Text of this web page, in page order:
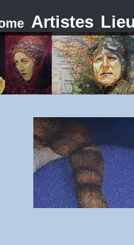
Artistes